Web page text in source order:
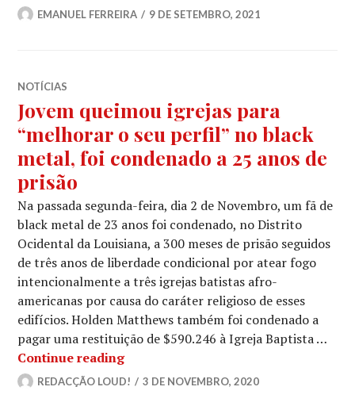
EMANUEL FERREIRA 9 DE SETEMBRO, 2021
NOTÍCIAS
Jovem queimou igrejas para
“melhorar o seu perfil” no black
metal, foi condenado a 25 anos de
prisão
Na passada segunda-feira, dia 2 de Novembro, um fã de
black metal de 23 anos foi condenado, no Distrito
Ocidental da Louisiana, a 300 meses de prisão seguidos
de três anos de liberdade condicional por atear fogo
intencionalmente a três igrejas batistas afro-
americanas por causa do caráter religioso de esses
edifícios. Holden Matthews também foi condenado a
pagar uma restituição de $590.246 à Igreja Baptista …
Continue readingJovem queimou igrejas para
REDACÇÃO LOUD! 3 DE NOVEMBRO, 2020